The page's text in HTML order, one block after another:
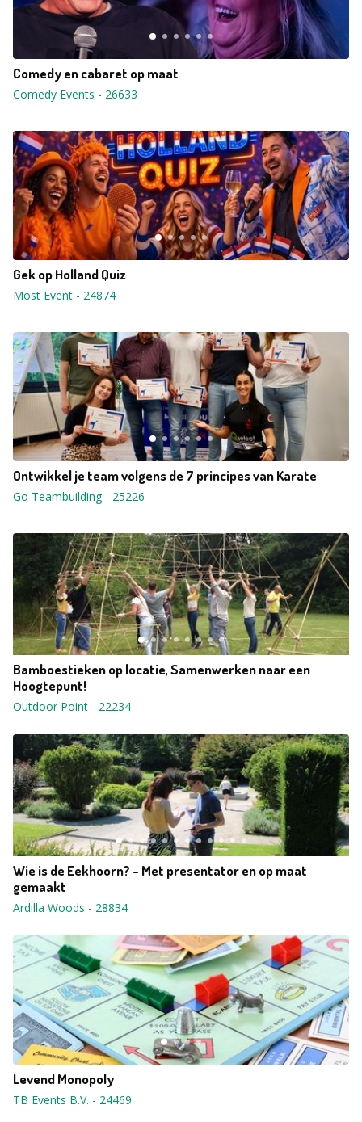
Comedy en cabaret op maat
Comedy Events - 26633
Gek op Holland Quiz
Most Event - 24874
Ontwikkel je team volgens de 7 principes van Karate
Go Teambuilding- 25226
Bamboestieken op locatie, Samenwerken naar een
Hoogtepunt!
Outdoor Point - 22234
Wie is de Eekhoorn? - Met presentator en op maat
gemaakt
Ardilla Woods - 28834
Levend Monopoly
TB Events B.V. - 24469